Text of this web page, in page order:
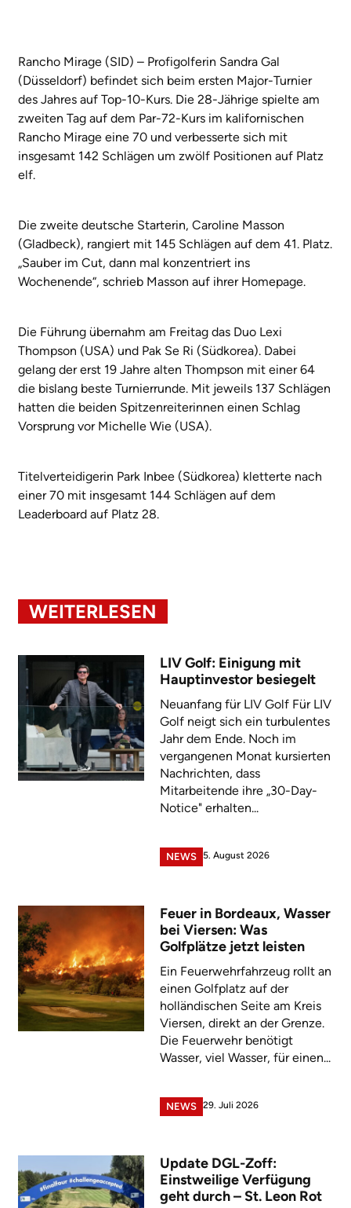
Rancho Mirage (SID) – Profigolferin Sandra Gal
(Düsseldorf) befindet sich beim ersten Major-Turnier
des Jahres auf Top-10-Kurs. Die 28-Jährige spielte am
zweiten Tag auf dem Par-72-Kurs im kalifornischen
Rancho Mirage eine 70 und verbesserte sich mit
insgesamt 142 Schlägen um zwölf Positionen auf Platz
elf.
Die zweite deutsche Starterin, Caroline Masson
(Gladbeck), rangiert mit 145 Schlägen auf dem 41. Platz.
„Sauber im Cut, dann mal konzentriert ins
Wochenende“, schrieb Masson auf ihrer Homepage.
Die Führung übernahm am Freitag das Duo Lexi
Thompson (USA) und Pak Se Ri (Südkorea). Dabei
gelang der erst 19 Jahre alten Thompson mit einer 64
die bislang beste Turnierrunde. Mit jeweils 137 Schlägen
hatten die beiden Spitzenreiterinnen einen Schlag
Vorsprung vor Michelle Wie (USA).
Titelverteidigerin Park Inbee (Südkorea) kletterte nach
einer 70 mit insgesamt 144 Schlägen auf dem
Leaderboard auf Platz 28.
WEITERLESEN
LIV Golf: Einigung mit
Hauptinvestor besiegelt
Neuanfang für LIV Golf Für LIV
Golf neigt sich ein turbulentes
Jahr dem Ende. Noch im
vergangenen Monat kursierten
Nachrichten, dass
Mitarbeitende ihre „30-Day-
Notice" erhalten...
NEWS 5. August 2026
Feuer in Bordeaux, Wasser
bei Viersen: Was
Golfplätze jetzt leisten
Ein Feuerwehrfahrzeug rollt an
einen Golfplatz auf der
holländischen Seite am Kreis
Viersen, direkt an der Grenze.
Die Feuerwehr benötigt
Wasser, viel Wasser, für einen...
NEWS 29. Juli 2026
Update DGL-Zoff:
Einstweilige Verfügung
geht durch – St. Leon Rot